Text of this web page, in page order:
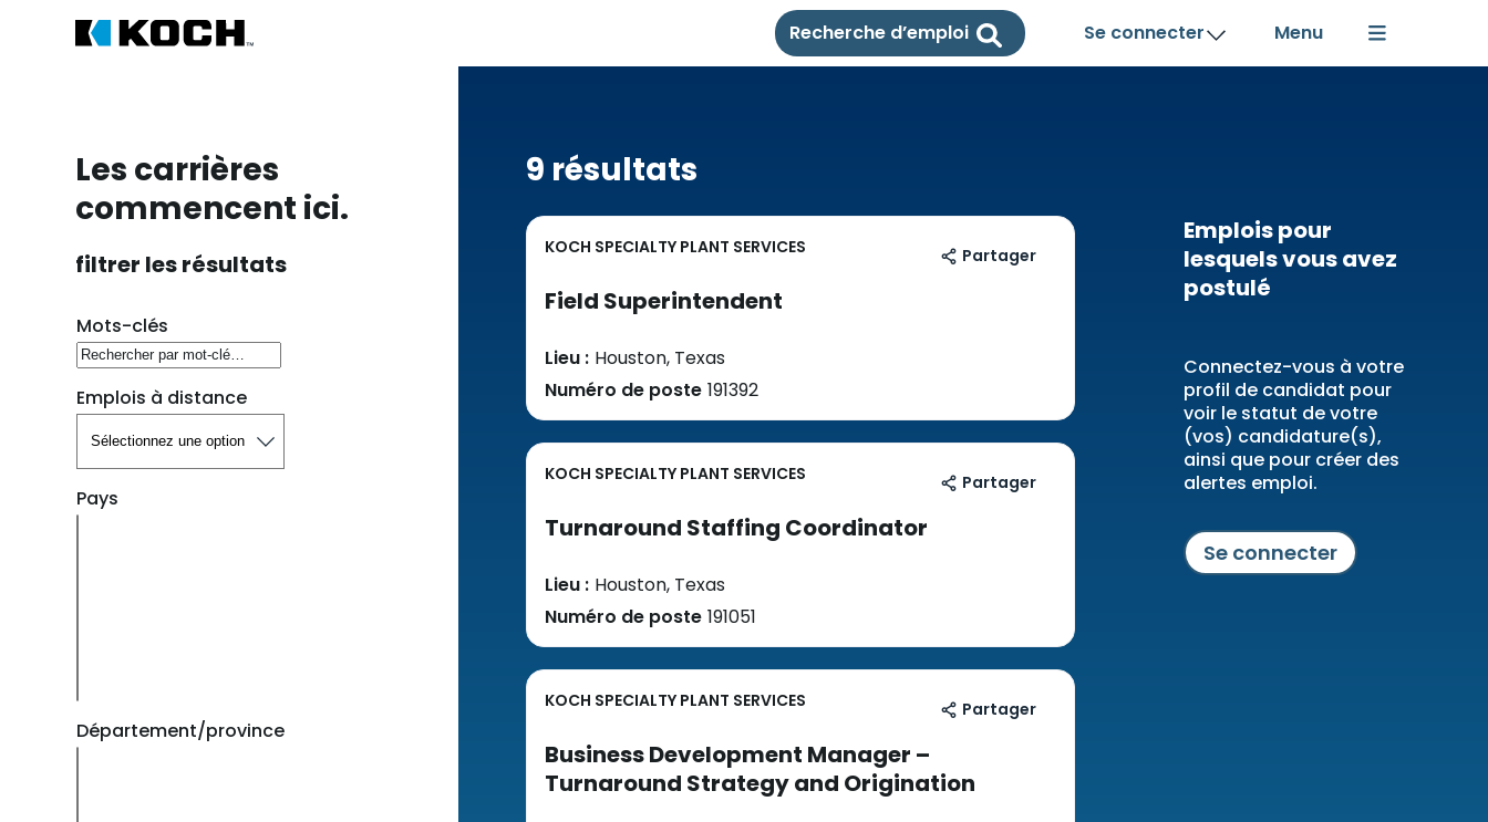
Recherche d’emploi Se connecter
Les carrières
commencent ici.
filtrer les résultats
Rechercher des postes vacants
Mots-clés
Emplois à distance
Pays
Département/province
9 résultats
KOCH SPECIALTY PLANT SERVICES Partager
Field Superintendent
Lieu : Houston, Texas
Numéro de poste 191392
KOCH SPECIALTY PLANT SERVICES Partager
Turnaround Staffing Coordinator
Lieu : Houston, Texas
Numéro de poste 191051
KOCH SPECIALTY PLANT SERVICES Partager
Business Development Manager –
Turnaround Strategy and Origination
Emplois pour
lesquels vous avez
postulé
Connectez-vous à votre
profil de candidat pour
voir le statut de votre
(vos) candidature(s),
ainsi que pour créer des
alertes emploi.
Se connecter